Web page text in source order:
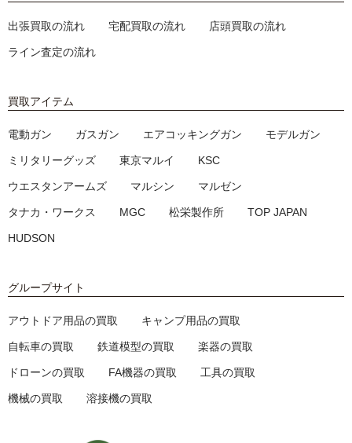
出張買取の流れ 宅配買取の流れ 店頭買取の流れ
ライン査定の流れ
買取アイテム
電動ガン ガスガン エアコッキングガン モデルガン
ミリタリーグッズ 東京マルイ KSC
ウエスタンアームズ マルシン マルゼン
タナカ・ワークス MGC 松栄製作所 TOP JAPAN
HUDSON
グループサイト
アウトドア用品の買取 キャンプ用品の買取
自転車の買取 鉄道模型の買取 楽器の買取
ドローンの買取 FA機器の買取 工具の買取
機械の買取 溶接機の買取